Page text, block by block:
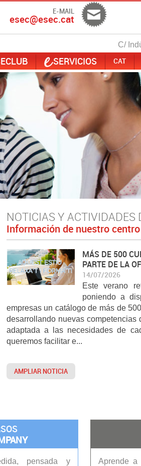
E-MAIL
esec@esec.cat
C/
SERVICIOS CAT
NOTICIAS Y ACTIVIDADES
Información de nuestro centro
MÁS DE 500
PARTE DE LA
14/07/2026
Este verano
poniendo a
empresas un catálogo de más de
desarrollando nuevas competencias
adaptada a las necesidades de
queremos facilitar e...
AMPLIAR NOTICIA
pensada y
Aprende a